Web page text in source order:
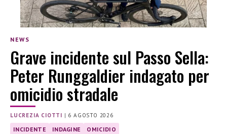
NEWS
Grave incidente sul Passo Sella:
Peter Runggaldier indagato per
omicidio stradale
LUCREZIA CIOTTI | 6 AGOSTO 2026
INCIDENTE INDAGINE OMICIDIO